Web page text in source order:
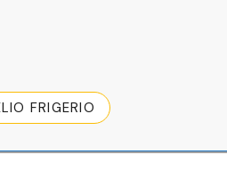
FRIGERIO